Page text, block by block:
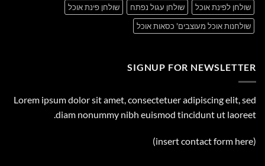
שולחן לפינת אוכל
שולחן עגול נפתח
שולחן פינת אוכל
שולחנות אוכל מעוצבים' כסאות אוכל
SIGNUP FOR NEWSLETTER
Lorem ipsum dolor sit amet, consectetuer adipiscing elit, sed
diam nonummy nibh euismod tincidunt ut laoreet.
(insert contact form here)